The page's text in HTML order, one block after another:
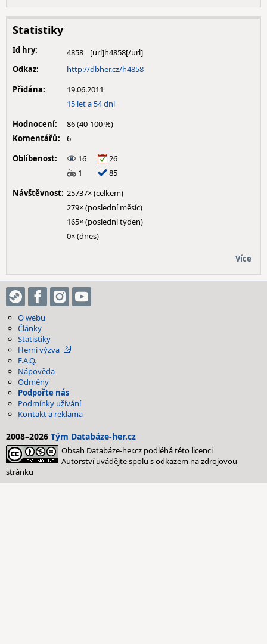
Statistiky
Id hry:
4858
Odkaz:
http://dbher.cz/h4858
Přidána:
19.06.2011
15 let a 54 dní
Hodnocení:
86 (40-100 %)
Komentářů:
6
Oblíbenost:
16
26
1
85
Návštěvnost: 25737× (celkem)
279× (poslední měsíc)
165× (poslední týden)
0× (dnes)
Více
O webu
Články
Statistiky
Herní výzva
F.A.Q.
Nápověda
Odměny
Podpořte nás
Podmínky užívání
Kontakt a reklama
2008–2026 Tým Databáze-her.cz
Obsah Databáze-her.cz podléhá této licenci
Autorství uvádějte spolu s odkazem na zdrojovou
stránku